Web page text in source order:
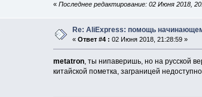
« Последнее редактирование: 02 Июня 2018,
Re: AliExpress: помощь
«Ответ #4 : 02 Июня 2018, 21:28:59 »
metatron, ты нипаверишь, но на русской
китайской пометка, заграницей недоступно